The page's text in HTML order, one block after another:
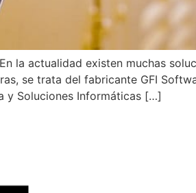
la actualidad existen muchas
se trata del fabricante GFI
y Soluciones Informáticas […]